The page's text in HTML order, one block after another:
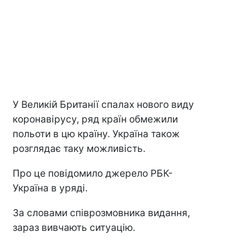
У Великій Британії спалах нового виду
коронавірусу, ряд країн обмежили
польоти в цю країну. Україна також
розглядає таку можливість.
Про це повідомило джерело РБК-
Україна в уряді.
За словами співрозмовника видання,
зараз вивчають ситуацію.